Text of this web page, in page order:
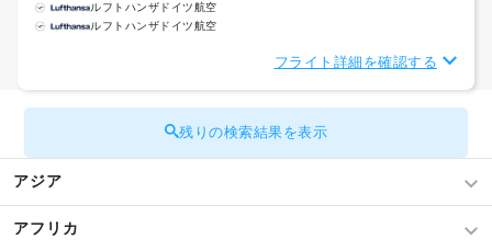
ルフトハンザドイツ航空
ルフトハンザドイツ航空
フライト詳細を確認する
残りの検索結果を表示
アジア
アフリカ